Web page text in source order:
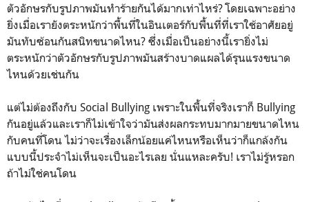
ตัวอักษรกับรูปภาพมันทำร้ายกันได้มากเท่าไหร่? โดยเฉพาะอย่าง
ยิ่งเมื่อเรายังตระหนักว่าพื้นที่ในอินเตอร์กับพื้นที่ที่เราใช้อาศัยอยู่
มันทับซ้อนกันสนิทขนาดไหน? ซึ่งเมื่อเป็นอย่างนี้เรายิ่งไม่
ตระหนักว่าตัวอักษรกับรูปภาพมันสร้างบาดแผลได้รุนแรงขนาด
ไหนด้วยเช่นกัน
แต่ไม่ต้องถึงกับ Social Bullying เพราะในพื้นที่จริงเราก็ Bullying
กันอยู่แล้วและเราก็ไม่เข้าใจว่ามันส่งผลกระทบมากมายขนาดไหน
กับคนที่โดน ไม่ว่าจะเรื่องเล็กน้อยแค่ไหนหรือเห็นว่าก็แกล้งกัน
แบบนี้ประจำไม่เห็นจะเป็นอะไรเลย นั่นแหละครับ! เราไม่รู้หรอก
ถ้าไม่ใช่คนโดน